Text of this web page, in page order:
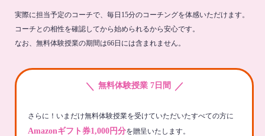
実際に担当予定のコーチで、毎日15分のコーチングを体感いただけます。
コーチとの相性を確認してから始められるから安心です。
なお、無料体験授業の期間は66日には含まれません。
＼ 無料体験授業 7日間 ／
さらに！いまだけ無料体験授業を受けていただいたすべての方に
Amazonギフト券1,000円分を贈呈いたします。